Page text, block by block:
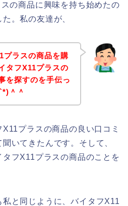
の商品に興味を持ち始めたの
。私の友達が、
プラスの商品を購
タフX11プラスの
を探すのを手伝っ
＾＾
プラスの商品の良い口コミ
いてきたんです。そして、
フX11プラスの商品のことを
と同じように、バイタフX11